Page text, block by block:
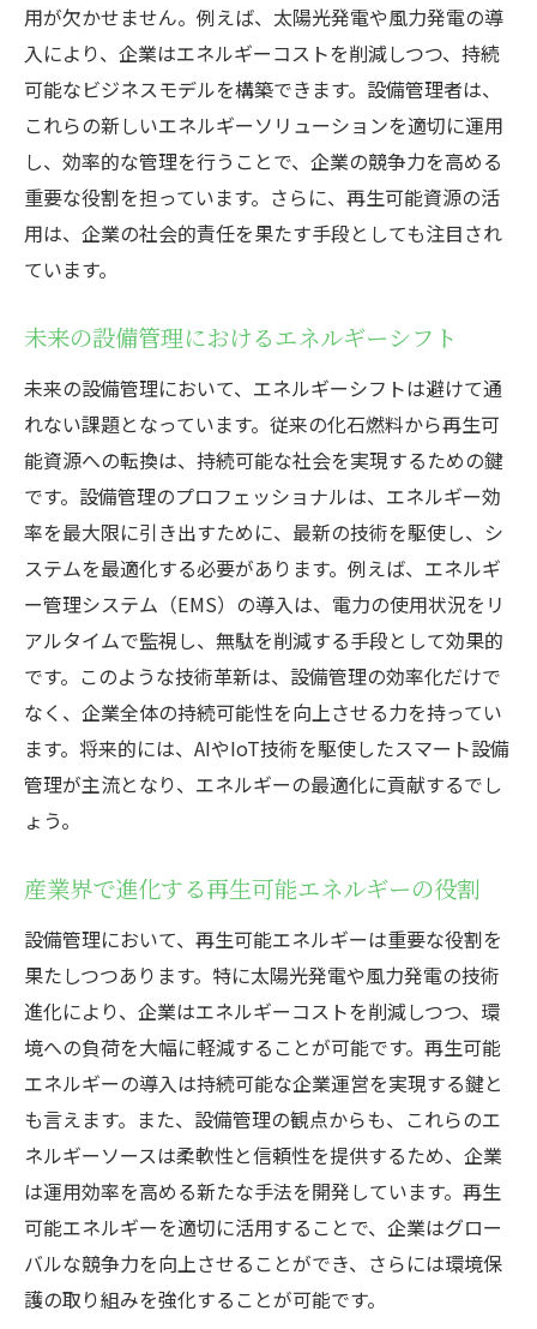
用が欠かせません。例えば、太陽光発電や風力発電の導
入により、企業はエネルギーコストを削減しつつ、持続
可能なビジネスモデルを構築できます。設備管理者は、
これらの新しいエネルギーソリューションを適切に運用
し、効率的な管理を行うことで、企業の競争力を高める
重要な役割を担っています。さらに、再生可能資源の活
用は、企業の社会的責任を果たす手段としても注目され
ています。
未来の設備管理におけるエネルギーシフト
未来の設備管理において、エネルギーシフトは避けて通
れない課題となっています。従来の化石燃料から再生可
能資源への転換は、持続可能な社会を実現するための鍵
です。設備管理のプロフェッショナルは、エネルギー効
率を最大限に引き出すために、最新の技術を駆使し、シ
ステムを最適化する必要があります。例えば、エネルギ
ー管理システム（EMS）の導入は、電力の使用状況をリ
アルタイムで監視し、無駄を削減する手段として効果的
です。このような技術革新は、設備管理の効率化だけで
なく、企業全体の持続可能性を向上させる力を持ってい
ます。将来的には、AIやIoT技術を駆使したスマート設備
管理が主流となり、エネルギーの最適化に貢献するでし
ょう。
産業界で進化する再生可能エネルギーの役割
設備管理において、再生可能エネルギーは重要な役割を
果たしつつあります。特に太陽光発電や風力発電の技術
進化により、企業はエネルギーコストを削減しつつ、環
境への負荷を大幅に軽減することが可能です。再生可能
エネルギーの導入は持続可能な企業運営を実現する鍵と
も言えます。また、設備管理の観点からも、これらのエ
ネルギーソースは柔軟性と信頼性を提供するため、企業
は運用効率を高める新たな手法を開発しています。再生
可能エネルギーを適切に活用することで、企業はグロー
バルな競争力を向上させることができ、さらには環境保
護の取り組みを強化することが可能です。